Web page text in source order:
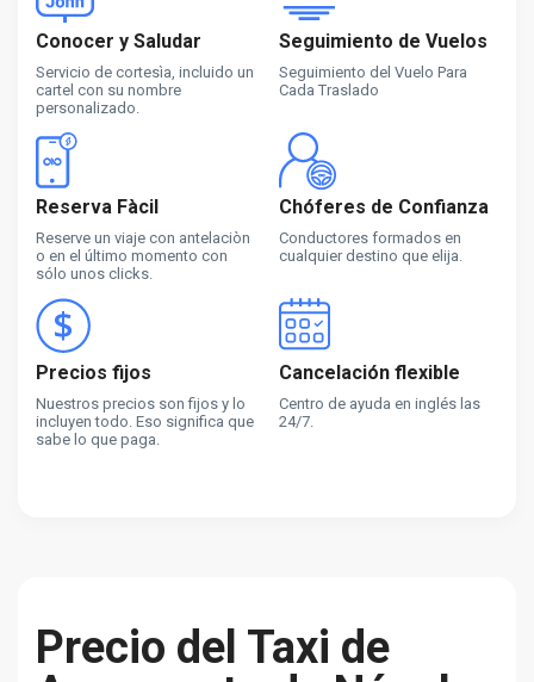
Conocer y Saludar
Servicio de cortesìa, incluido un
cartel con su nombre
personalizado.
Seguimiento de Vuelos
Seguimiento del Vuelo Para
Cada Traslado
Reserva Fàcil
Reserve un viaje con antelaciòn
o en el último momento con
sólo unos clicks.
Chóferes de Confianza
Conductores formados en
cualquier destino que elija.
Precios fijos
Nuestros precios son fijos y lo
incluyen todo. Eso significa que
sabe lo que paga.
Cancelación flexible
Centro de ayuda en inglés las
24/7.
Precio del Taxi de